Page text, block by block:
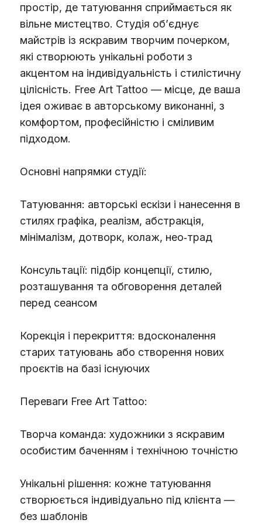
простір, де татуювання сприймається як
вільне мистецтво. Студія об’єднує
майстрів із яскравим творчим почерком,
які створюють унікальні роботи з
акцентом на індивідуальність і стилістичну
цілісність. Free Art Tattoo — місце, де ваша
ідея оживає в авторському виконанні, з
комфортом, професійністю і сміливим
підходом.
Основні напрямки студії:
Татуювання: авторські ескізи і нанесення в
стилях графіка, реалізм, абстракція,
мінімалізм, дотворк, колаж, нео‑трад
Консультації: підбір концепції, стилю,
розташування та обговорення деталей
перед сеансом
Корекція і перекриття: вдосконалення
старих татуювань або створення нових
проєктів на базі існуючих
Переваги Free Art Tattoo:
Творча команда: художники з яскравим
особистим баченням і технічною точністю
Унікальні рішення: кожне татуювання
створюється індивідуально під клієнта —
без шаблонів